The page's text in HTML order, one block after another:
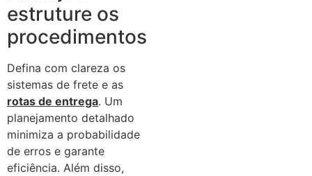
estruture os
procedimentos
Defina com clareza os
sistemas de frete e as
rotas de entrega. Um
planejamento detalhado
minimiza a probabilidade
de erros e garante
eficiência. Além disso,